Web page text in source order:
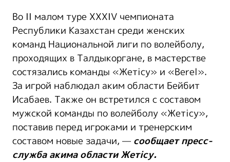
Во II малом туре XXXIV чемпионата
Республики Казахстан среди женских
команд Национальной лиги по волейболу,
проходящих в Талдыкоргане, в мастерстве
состязались команды «Жетісу» и «Berel».
За игрой наблюдал аким области Бейбит
Исабаев. Также он встретился с составом
мужской команды по волейболу «Жетісу»,
поставив перед игроками и тренерским
составом новые задачи, — сообщает пресс-
служба акима области Жетісу.